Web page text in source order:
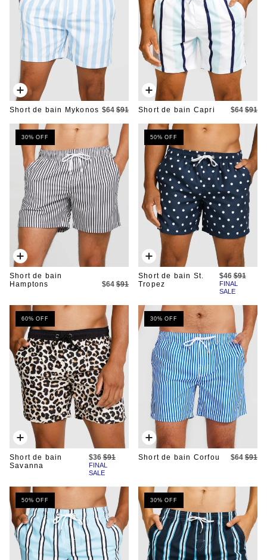
Ajout
rapide
Short de bain Mykonos $64 $91
Ajout
rapide
Short de bain Capri $64 $91
30% OFF
Ajout
rapide
Short de bain
Hamptons
$64 $91
50% OFF
Ajout
rapide
Short de bain St.
Tropez
FINAL
SALE
$46 $91
60% OFF
Ajout
rapide
Short de bain
Savanna
FINAL
SALE
$36 $91
30% OFF
Ajout
rapide
Short de bain Corfou $64 $91
50% OFF 30% OFF